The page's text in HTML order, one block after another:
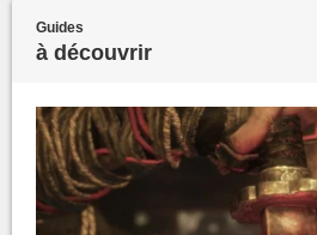
Guides
à découvrir